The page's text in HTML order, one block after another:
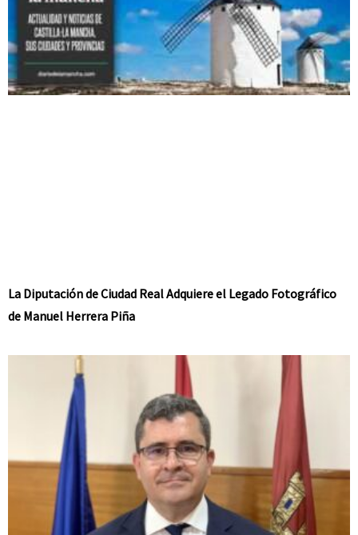
La Diputación de Ciudad Real Adquiere el Legado Fotográfico
de Manuel Herrera Piña